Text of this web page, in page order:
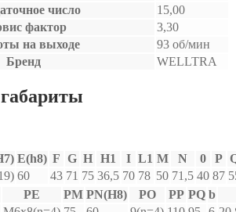
число
15,00
фактор
3,30
на выходе
93 об/мин
Бренд
WELLTRA
E(h8) F G H H1 I L1 M N 0 P
60 43 71 75 36,5 70 78 50 71,5 40 87
PE PM PN(H8) PO PP PQ b